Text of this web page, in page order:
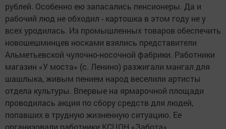
рублей. Особенно ею запасались пенсионеры. Да и
рабочий люд не обходил - картошка в этом году не у
всех уродилась. Из промышленных товаров обеспечить
новошешминцев носками взялись представители
Альметьевской чулочно-носочной фабрики. Работники
магазин «У моста» (с. Ленино) разжигали мангал для
шашлыка, живым пением народ веселили артисты
отдела культуры. Впервые на ярмарочной площади
проводилась акция по сбору средств для людей,
попавших в трудную жизненную ситуацию. Ее
организовали работники КСЦОН «Забота».